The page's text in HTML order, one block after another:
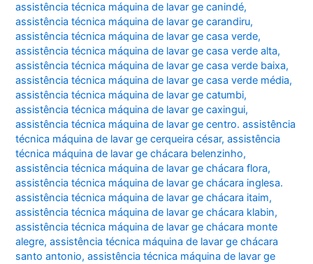
assistência técnica máquina de lavar ge canindé,
assistência técnica máquina de lavar ge carandiru,
assistência técnica máquina de lavar ge casa verde,
assistência técnica máquina de lavar ge casa verde alta,
assistência técnica máquina de lavar ge casa verde baixa,
assistência técnica máquina de lavar ge casa verde média,
assistência técnica máquina de lavar ge catumbi,
assistência técnica máquina de lavar ge caxingui,
assistência técnica máquina de lavar ge centro. assistência
técnica máquina de lavar ge cerqueira césar,assistência
técnica máquina de lavar ge chácara belenzinho,
assistência técnica máquina de lavar ge chácara flora,
assistência técnica máquina de lavar ge chácara inglesa.
assistência técnica máquina de lavar ge chácara itaim,
assistência técnica máquina de lavar ge chácara klabin,
assistência técnica máquina de lavar ge chácara monte
alegre,assistência técnica máquina de lavar ge chácara
santo antonio,assistência técnica máquina de lavar ge